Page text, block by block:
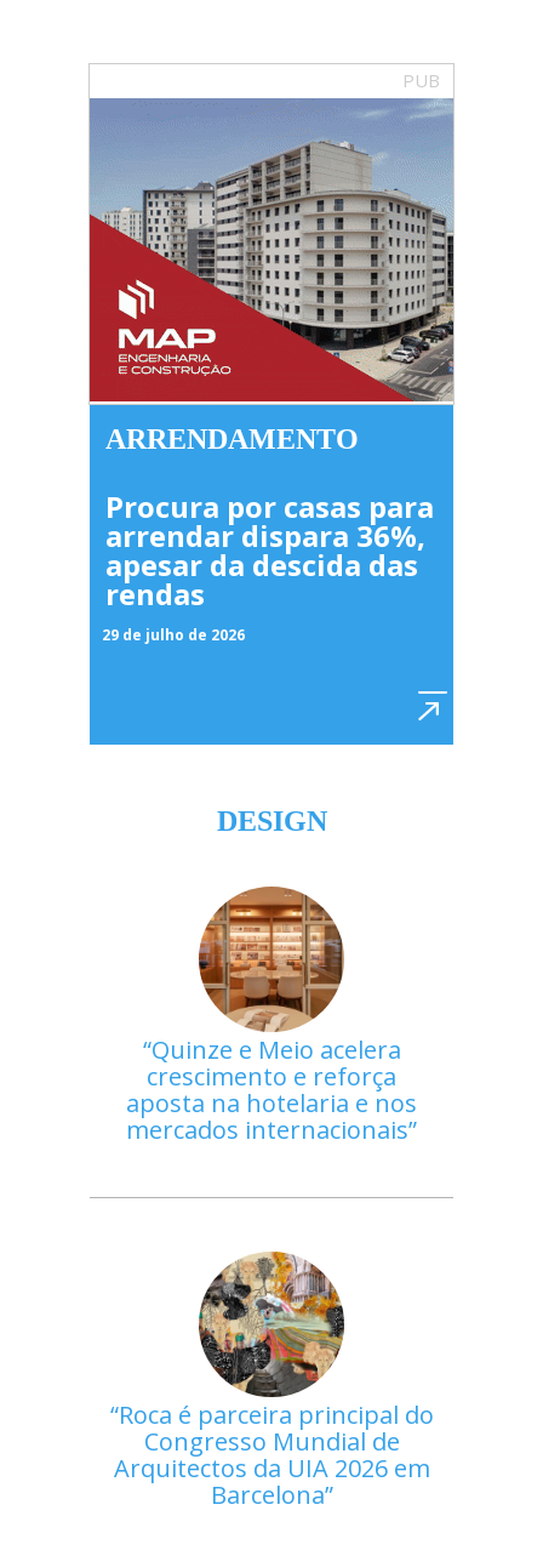
PUB
ARRENDAMENTO
Procura por casas para
arrendar dispara 36%,
apesar da descida das
rendas
29 de julho de 2026
DESIGN
Quinze e Meio acelera
crescimento e reforça
aposta na hotelaria e nos
mercados internacionais
Roca é parceira principal do
Congresso Mundial de
Arquitectos da UIA 2026 em
Barcelona